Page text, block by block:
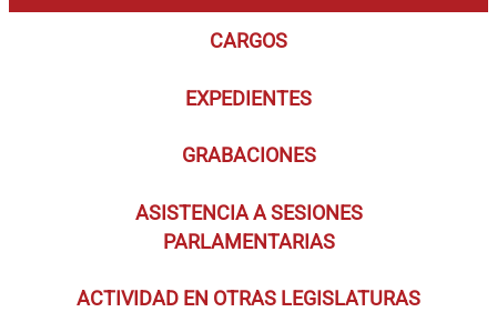
CARGOS
EXPEDIENTES
GRABACIONES
ASISTENCIA A SESIONES
PARLAMENTARIAS
ACTIVIDAD EN OTRAS LEGISLATURAS